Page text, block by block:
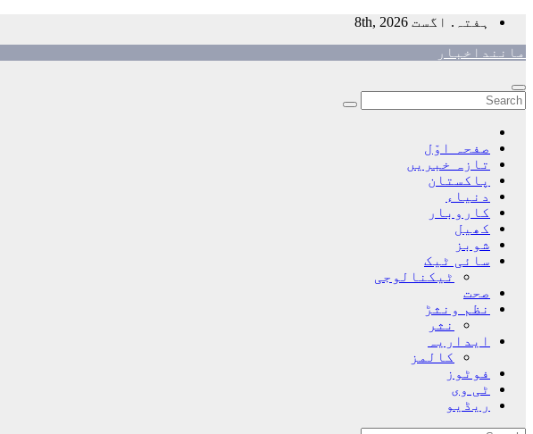
Skip
content
ہفتہ. اگست 8th, 2026
ماننداخبار
صفحہ اوّل
تازہ خبریں
پاکستان
دنیاء
کاروبار
کھیل
شوبز
سائی ٹیک
ٹیکنالوجی
صحت
نظم ونثڑ
نثر
ایداریہ
کالمز
فوٹوز
ٹی وی
ریڈیو